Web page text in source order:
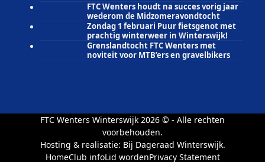
FTC Wenters houdt na succes vorig jaar
wederom de Midzomeravondtocht
Zondag 1 februari Puur fietsgenot met
prachtig winterweer in Winterswijk!
Grenslandtocht FTC Wenters met
noviteit voor MTB’ers en gravelbikers
FTC Wenters Winterswijk 2026 © - Alle rechten
voorbehouden.
Hosting & realisatie: Bij Dageraad Winterswijk.
HomeClub infoLid wordenPrivacy Statement